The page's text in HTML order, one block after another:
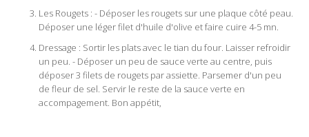
Les Rougets : - Déposer les rougets sur une plaque côté peau.
Déposer une léger filet d'huile d'olive et faire cuire 4-5 mn.
Dressage : Sortir les plats avec le tian du four. Laisser refroidir
un peu. - Déposer un peu de sauce verte au centre, puis
déposer 3 filets de rougets par assiette. Parsemer d'un peu
de fleur de sel. Servir le reste de la sauce verte en
accompagement. Bon appétit,